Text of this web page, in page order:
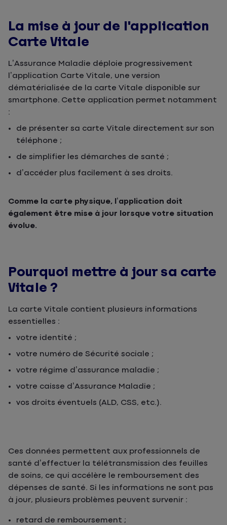
La mise à jour de l'application
Carte Vitale
L’Assurance Maladie déploie progressivement
l’application Carte Vitale, une version
dématérialisée de la carte Vitale disponible sur
smartphone. Cette application permet notamment
:
de présenter sa carte Vitale directement sur son
téléphone ;
de simplifier les démarches de santé ;
d’accéder plus facilement à ses droits.
Comme la carte physique, l’application doit
également être mise à jour lorsque votre situation
évolue.
Pourquoi mettre à jour sa carte
Vitale ?
La carte Vitale contient plusieurs informations
essentielles :
votre identité ;
votre numéro de Sécurité sociale ;
votre régime d’assurance maladie ;
votre caisse d’Assurance Maladie ;
vos droits éventuels (ALD, CSS, etc.).
Ces données permettent aux professionnels de
santé d’effectuer la télétransmission des feuilles
de soins, ce qui accélère le remboursement des
dépenses de santé. Si les informations ne sont pas
à jour, plusieurs problèmes peuvent survenir :
retard de remboursement ;